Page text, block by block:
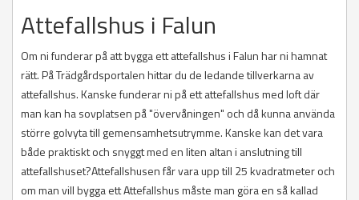
Attefallshus i Falun
Om ni funderar på att bygga ett attefallshus i Falun har ni hamnat
rätt. På Trädgårdsportalen hittar du de ledande tillverkarna av
attefallshus. Kanske funderar ni på ett attefallshus med loft där
man kan ha sovplatsen på "övervåningen" och då kunna använda
större golvyta till gemensamhetsutrymme. Kanske kan det vara
både praktiskt och snyggt med en liten altan i anslutning till
attefallshuset?Attefallshusen får vara upp till 25 kvadratmeter och
om man vill bygga ett Attefallshus måste man göra en så kallad